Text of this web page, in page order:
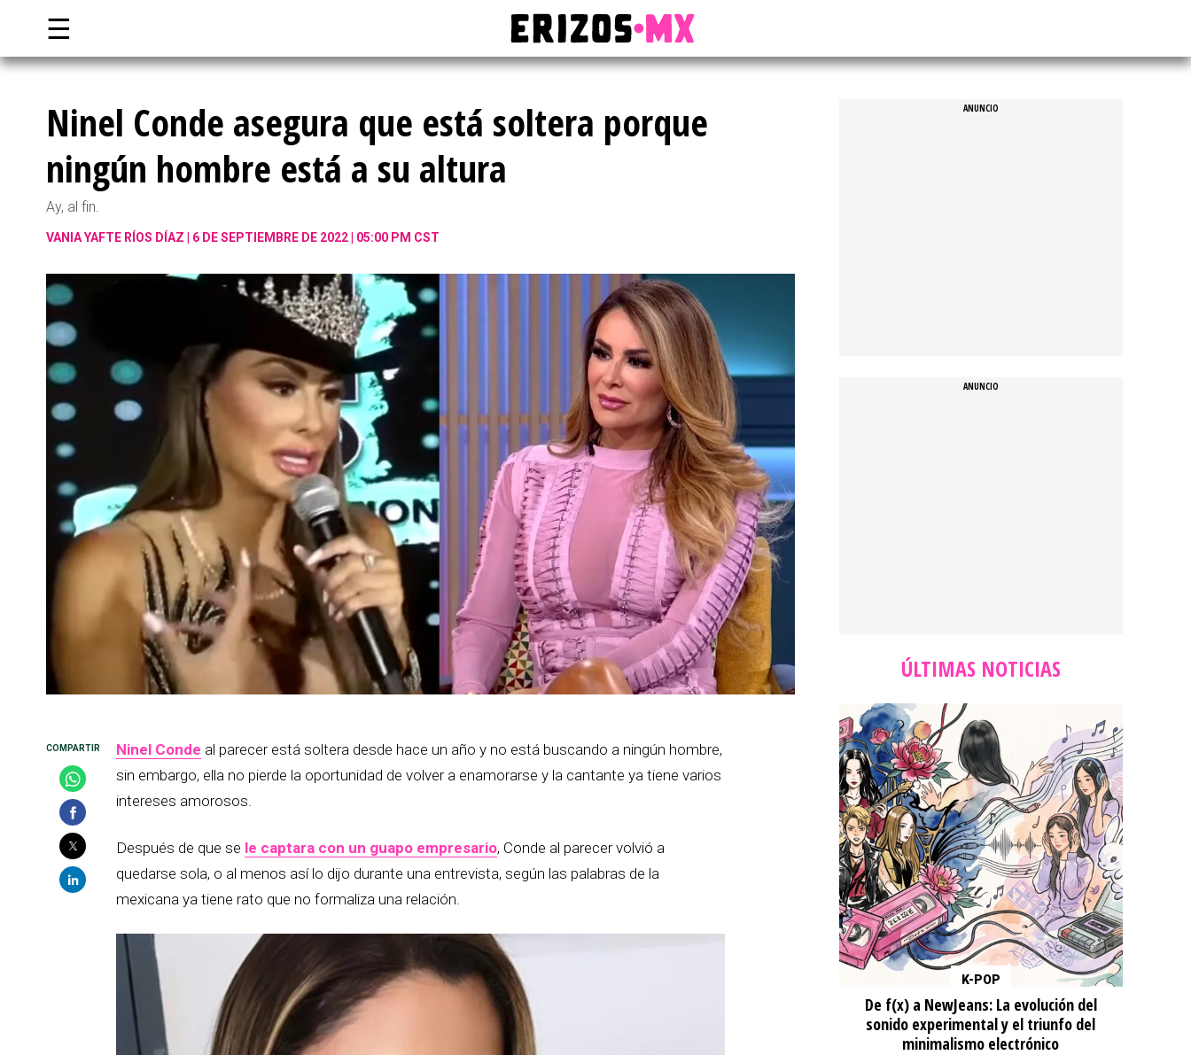
☰
Ninel Conde asegura que está soltera porque
ningún hombre está a su altura
Ay, al fin.
VANIA YAFTE RÍOS DÍAZ 6 DE SEPTIEMBRE DE 2022 | 05:00 PM CST
Ninel Conde al parecer está soltera desde hace un año y no está buscando a ningún hombre,
sin embargo, ella no pierde la oportunidad de volver a enamorarse y la cantante ya tiene varios
intereses amorosos.
Después de que se le captara con un guapo empresario, Conde al parecer volvió a
quedarse sola, o al menos así lo dijo durante una entrevista, según las palabras de la
mexicana ya tiene rato que no formaliza una relación.
ÚLTIMAS NOTICIAS
K-POP
De f(x) a NewJeans: La evolución del
sonido experimental y el triunfo del
minimalismo electrónico